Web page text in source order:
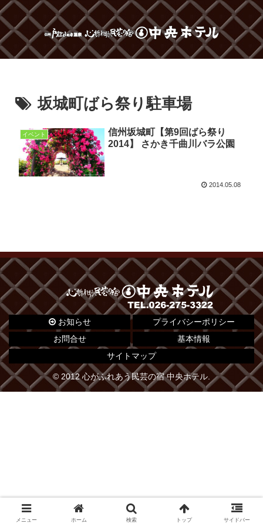
坂城町ばら祭り駐車場
イベント
信州坂城町【第9回ばら祭り
2014】 さかき千曲川バラ公園
2014.05.08
お知らせ
プライバシーポリシー
お問合せ
基本情報
サイトマップ
© 2012 心がふれあう民芸の宿 中央ホテル.
メニュー ホーム 検索 トップ サイドバー